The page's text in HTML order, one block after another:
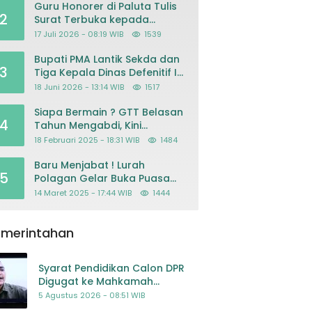
2
Guru Honorer di Paluta Tulis
Surat Terbuka kepada
Presiden Prabowo, Mohon
Kriminalisasi
17 Juli 2026 - 08:19 WIB 1539
3
Bupati PMA Lantik Sekda dan
Tiga Kepala Dinas Defenitif Ini
orangnya
18 Juni 2026 - 13:14 WIB 1517
Siapa Bermain ? GTT Belasan
Tahun Mengabdi, Kini
Dikeluarkan Sepihak Dari
18 Februari 2025 - 18:31 WIB 1484
Baru Menjabat ! Lurah
Polagan Gelar Buka Puasa
Bersama
14 Maret 2025 - 17:44 WIB 1444
Syarat Pendidikan Calon DPR
Digugat ke Mahkamah
Konstitusi
5 Agustus 2026 - 08:51 WIB